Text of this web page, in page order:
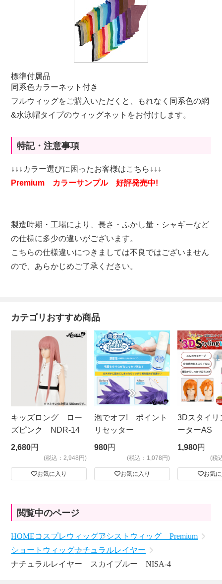
標準付属品
同系色カラーネット付き
フルウィッグをご購入いただくと、もれなく同系色の網
&水泳帽タイプのウィッグネットをお付けします。
特記・注意事項
↓↓↓カラー選びに困ったお客様はこちら↓↓↓
Premium カラーサンプル 好評発売中!
製造時期・工場により、長さ・ふかし量・シャギーなど
の仕様に多少の違いがございます。
こちらの仕様違いにつきましては不良ではございません
ので、あらかじめご了承ください。
カテゴリおすすめ商品
キッズロング ロー
ズピンク NDR-14
2,680円
(税込：2,948円)
お気に入り
泡でオフ! ポイント
リセッター
980円
(税込：1,078円)
お気に入り
3Dスタイリ
ーターAS
ビッグサイ
1,980円
(税
お気
閲覧中のページ
HOMEコスプレウィッグアシストウィッグ Premium
ショートウィッグナチュラルレイヤー
ナチュラルレイヤー スカイブルー NISA-4